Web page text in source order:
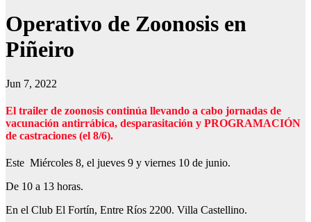
Operativo de Zoonosis en
Piñeiro
Jun 7, 2022
El trailer de zoonosis continúa llevando a cabo jornadas de
vacunación antirrábica, desparasitación y PROGRAMACIÓN
de castraciones (el 8/6).
Este Miércoles 8, el jueves 9 y viernes 10 de junio.
De 10 a 13 horas.
En el Club El Fortín, Entre Ríos 2200. Villa Castellino.